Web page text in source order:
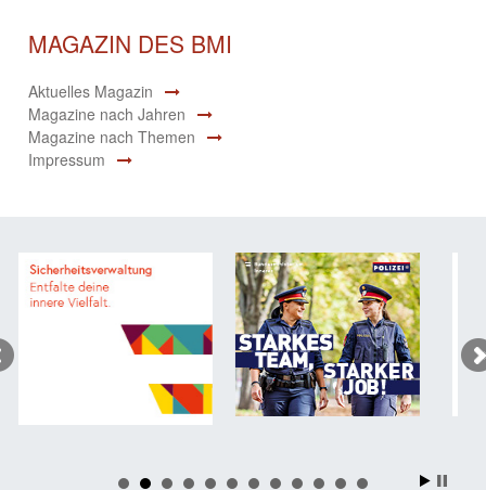
MAGAZIN DES BMI
Aktuelles Magazin
Magazine nach Jahren
Magazine nach Themen
Impressum